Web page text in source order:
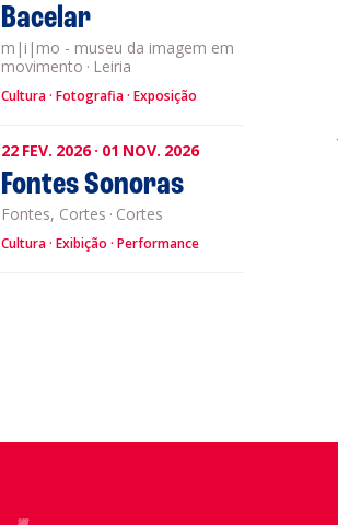
Bacelar
m|i|mo - museu da imagem em
movimento · Leiria
Cultura Fotografia Exposição
22 FEV. 2026· 01 NOV. 2026
Fontes Sonoras
Fontes, Cortes · Cortes
Cultura Exibição Performance